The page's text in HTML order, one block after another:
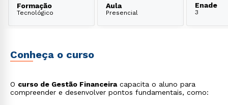
Formação
Tecnológico
Aula
Presencial
Enade
3
Conheça o curso
O curso de Gestão Financeiracapacita o aluno para
compreender e desenvolver pontos fundamentais, como: